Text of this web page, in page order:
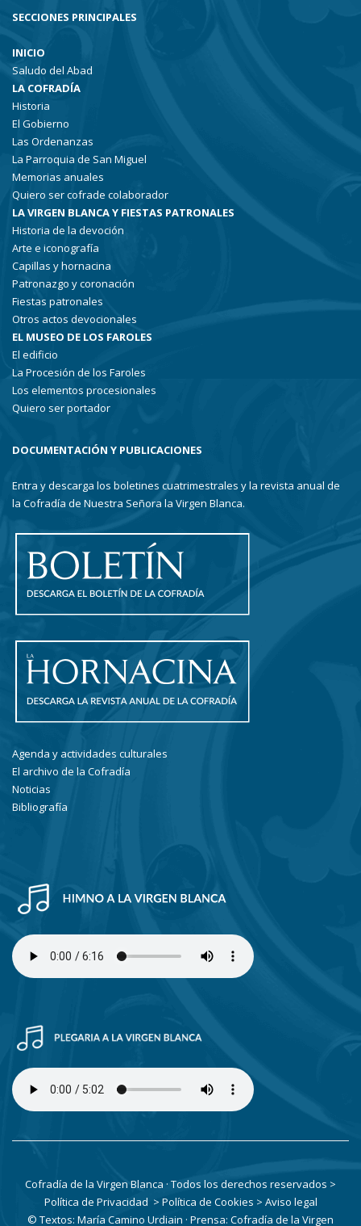
SECCIONES PRINCIPALES
INICIO
Saludo del Abad
LA COFRADÍA
Historia
El Gobierno
Las Ordenanzas
La Parroquia de San Miguel
Memorias anuales
Quiero ser cofrade colaborador
LA VIRGEN BLANCA Y FIESTAS PATRONALES
Historia de la devoción
Arte e iconografía
Capillas y hornacina
Patronazgo y coronación
Fiestas patronales
Otros actos devocionales
EL MUSEO DE LOS FAROLES
El edificio
La Procesión de los Faroles
Los elementos procesionales
Quiero ser portador
DOCUMENTACIÓN Y PUBLICACIONES
Entra y descarga los boletines cuatrimestrales y la revista anual de
la Cofradía de Nuestra Señora la Virgen Blanca.
Agenda y actividades culturales
El archivo de la Cofradía
Noticias
Bibliografía
Cofradía de la Virgen Blanca · Todos los derechos reservados >
Política de Privacidad > Política de Cookies > Aviso legal
© Textos: María Camino Urdiain · Prensa: Cofradía de la Virgen